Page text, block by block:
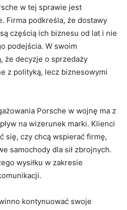
w tej sprawie ​jest‌
Firma podkreśla, że dostawy⁣
częścią ich biznesu ‍od⁢ lat i nie
podejścia. ⁤W swoim
że decyzje o sprzedaży
z polityką, ‌lecz ‍biznesowymi
⁤Porsche w wojnę ⁤ma z
na⁢ wizerunek marki. ⁤Klienci
się, ‍czy chcą wspierać firmę,
samochody ‌dla sił⁤ zbrojnych.
wysiłku⁢ w⁢ zakresie
kontynuować swoje